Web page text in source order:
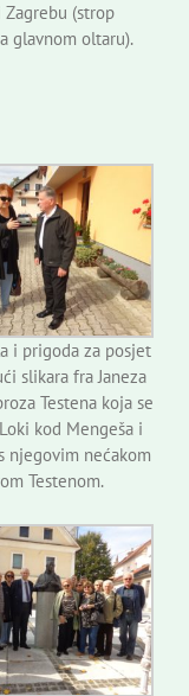
(strop
glavnom oltaru).
i prigoda za posjet
slikara fra Janeza
Testena koja se
kod Mengeša i
njegovim nećakom
Testenom.